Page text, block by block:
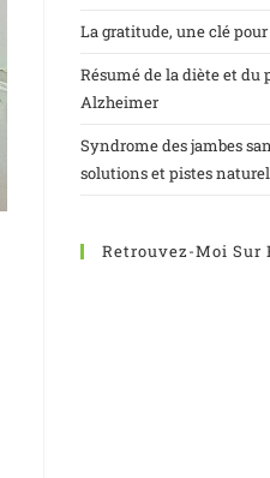
La gratitude, une clé
Résumé de la diète et du
Alzheimer
Syndrome des jambes
solutions et pistes
Retrouvez-Moi Sur